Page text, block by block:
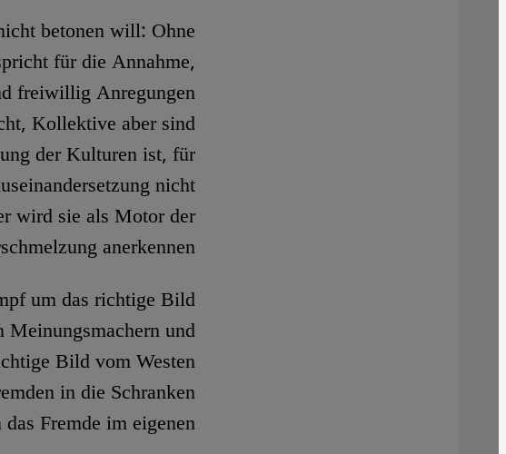
betonen will: Ohne
für die Annahme,
freiwillig Anregungen
Kollektive aber sind
der Kulturen ist, für
nicht
wird sie als Motor der
anerkennen.
um das richtige Bild
und
Bild vom Westen
in die Schranken
Fremde im eigenen.